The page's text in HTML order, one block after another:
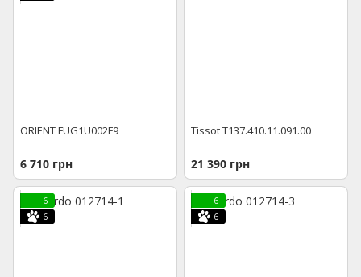
ORIENT FUG1U002F9
6 710 грн
Tissot T137.410.11.091.00
21 390 грн
6
6
6
6